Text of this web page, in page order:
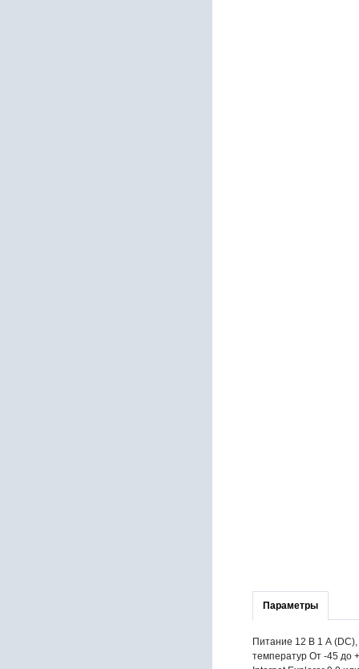
Параметры
Питание 12 В 1 А
температур От -45 до